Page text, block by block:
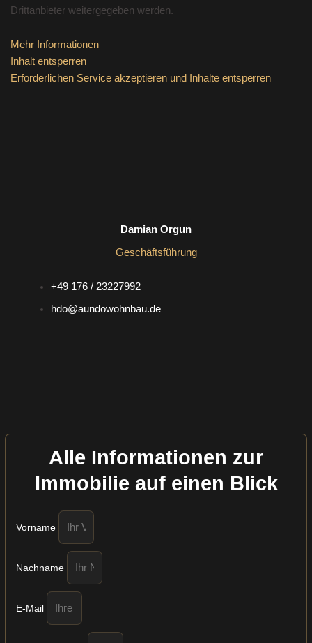
Drittanbieter weitergegeben werden.
Mehr Informationen
Inhalt entsperren
Erforderlichen Service akzeptieren und Inhalte entsperren
Damian Orgun
Geschäftsführung
+49 176 / 23227992
hdo@aundowohnbau.de
Alle Informationen zur
Immobilie auf einen Blick
Vorname
Nachname
E-Mail